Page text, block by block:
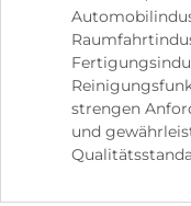
strengen
und